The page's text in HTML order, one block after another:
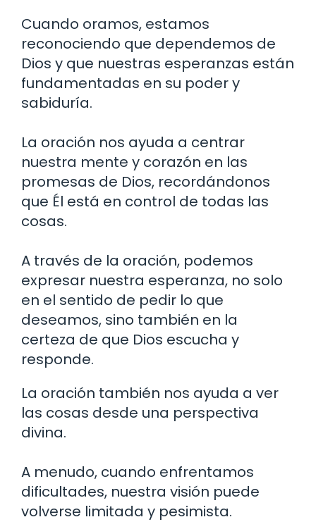
Cuando oramos, estamos
reconociendo que dependemos de
Dios y que nuestras esperanzas están
fundamentadas en su poder y
sabiduría.
La oración nos ayuda a centrar
nuestra mente y corazón en las
promesas de Dios, recordándonos
que Él está en control de todas las
cosas.
A través de la oración, podemos
expresar nuestra esperanza, no solo
en el sentido de pedir lo que
deseamos, sino también en la
certeza de que Dios escucha y
responde.
La oración también nos ayuda a ver
las cosas desde una perspectiva
divina.
A menudo, cuando enfrentamos
dificultades, nuestra visión puede
volverse limitada y pesimista.